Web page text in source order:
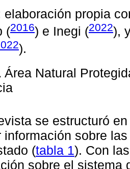
elaboración propia
(2016) e Inegi (2022),
).
Área Natural
se estructuró
información sobre
(tabla 1). Con
sobre el sistema